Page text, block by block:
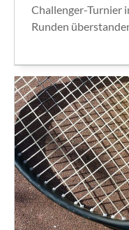
Challenger-Turnier
Runden